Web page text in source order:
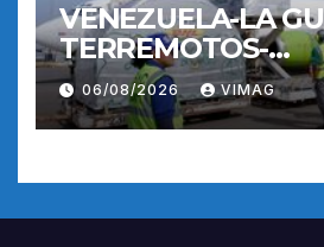
VENEZUELA-LA
TERREMOTOS-
OPERACIONES
06/08/2026 VIMAG